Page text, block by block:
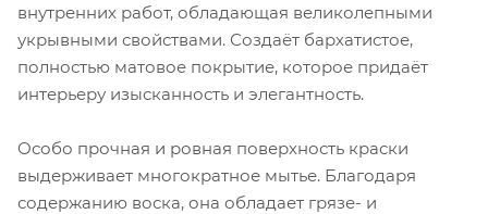
внутренних работ, обладающая великолепными
укрывными свойствами. Создаёт бархатистое,
полностью матовое покрытие, которое придаёт
интерьеру изысканность и элегантность.
Особо прочная и ровная поверхность краски
выдерживает многократное мытье. Благодаря
содержанию воска, она обладает грязе- и